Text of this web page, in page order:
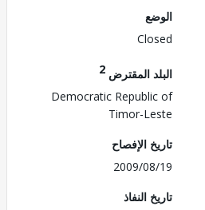
البلد المقترض
Democratic Republic of
Timor-Leste
تاريخ الإفصاح
2009/08/19
تاريخ النفاذ